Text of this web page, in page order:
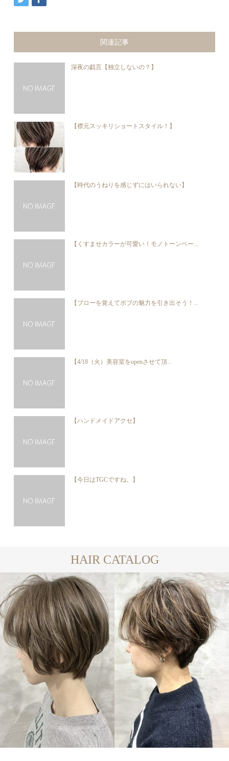
関連記事
深夜の戯言【独立しないの？】
【襟元スッキリショートスタイル！】
【時代のうねりを感じずにはいられない】
【くすませカラーが可愛い！モノトーンベー...
【ブローを覚えてボブの魅力を引き出そう！...
【4/18（火）美容室をopenさせて頂...
【ハンドメイドアクセ】
【今日はTGCですね。】
HAIR CATALOG
SHORT